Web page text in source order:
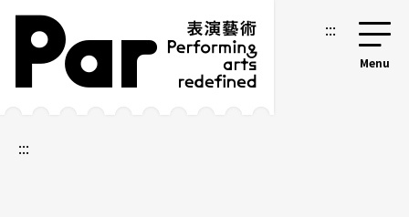
跳到主要內容區塊
網站導覽 :::
:::